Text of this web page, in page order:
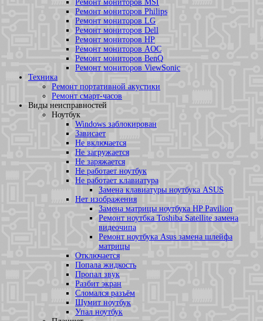
Ремонт мониторов MSI
Ремонт мониторов Philips
Ремонт мониторов LG
Ремонт мониторов Dell
Ремонт мониторов HP
Ремонт мониторов AOC
Ремонт мониторов BenQ
Ремонт мониторов ViewSonic
Техника
Ремонт портативной акустики
Ремонт смарт-часов
Виды неисправностей
Ноутбук
Windows заблокирован
Зависает
Не включается
Не загружается
Не заряжается
Не работает ноутбук
Не работает клавиатура
Замена клавиатуры ноутбука ASUS
Нет изображения
Замена матрицы ноутбука HP Pavilion
Ремонт ноутбка Toshiba Satellite замена
видеочипа
Ремонт ноутбука Asus замена шлейфа
матрицы
Отключается
Попала жидкость
Пропал звук
Разбит экран
Сломался разъём
Шумит ноутбук
Упал ноутбук